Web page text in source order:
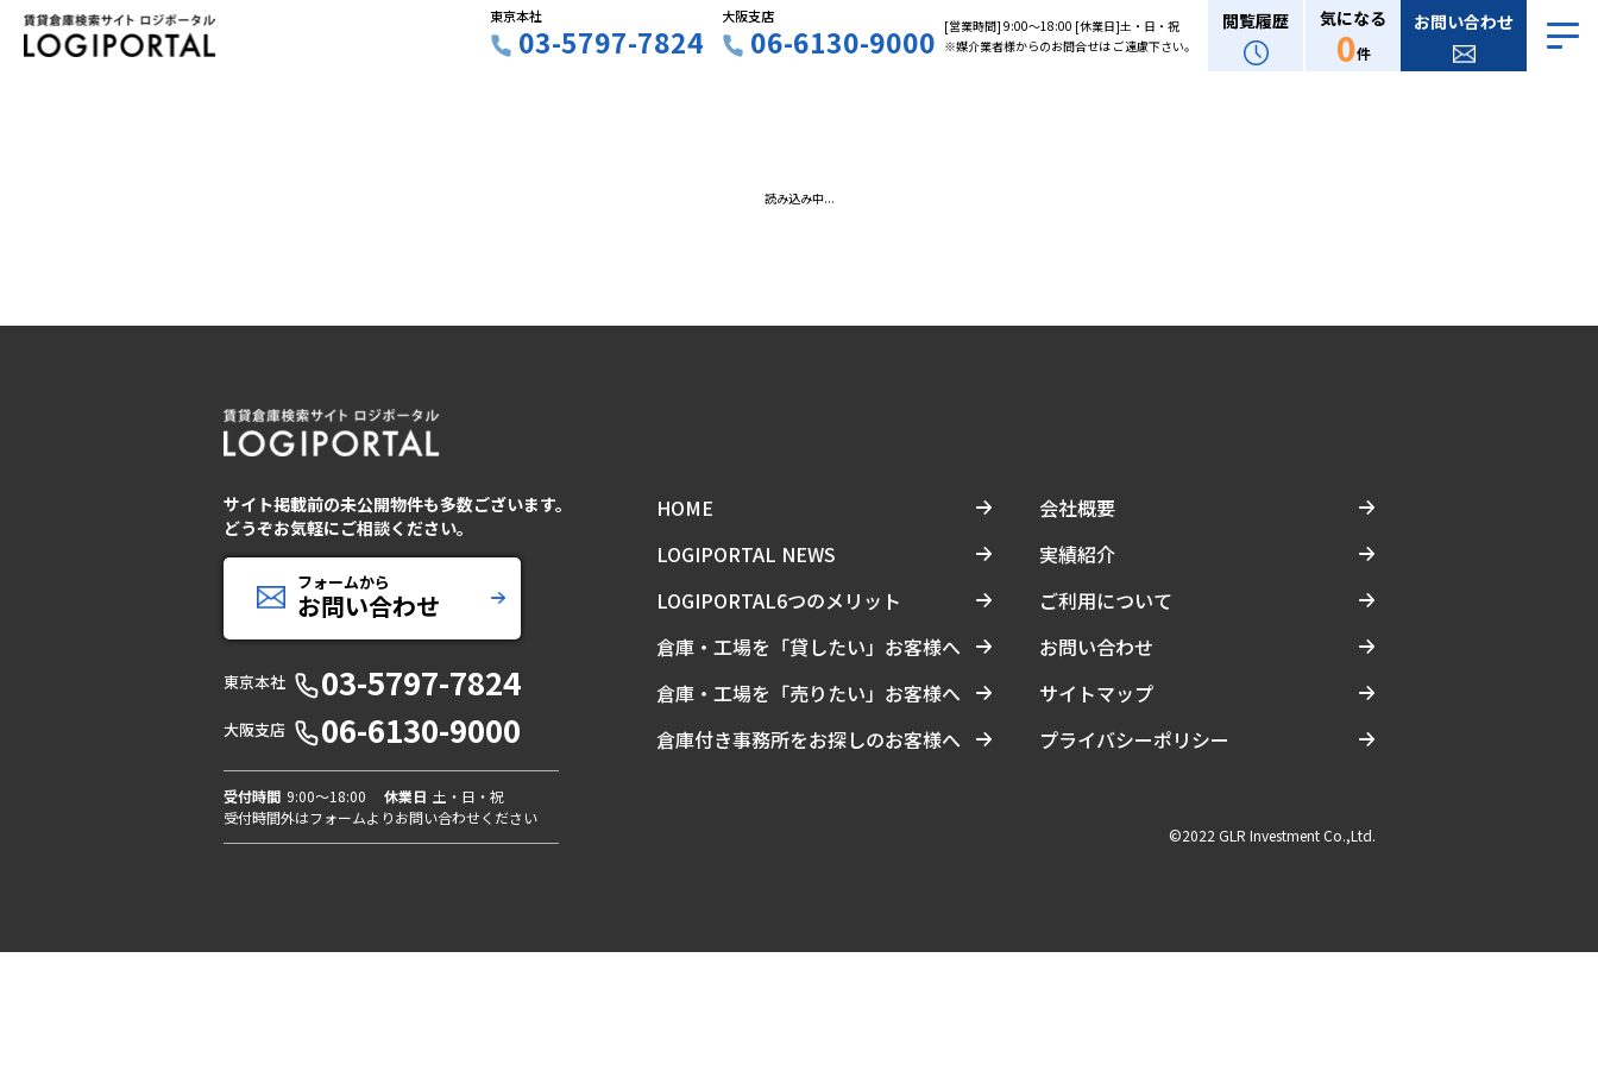
東京本社
03-5797-7824
大阪支店
06-6130-9000 [営業時間] 9:00〜18:00 [休業日]土・日・祝
※媒介業者様からのお問合せは ご遠慮下さい。
閲覧履歴 気になる
0件
お問い合わせ
読み込み中...
サイト掲載前の未公開物件も多数ございます。
どうぞお気軽にご相談ください。
フォームから
お問い合わせ
東京本社 03-5797-7824
大阪支店 06-6130-9000
受付時間 9:00〜18:00 休業日 土・日・祝
受付時間外はフォームよりお問い合わせください
HOME
LOGIPORTAL NEWS
LOGIPORTAL6つのメリット
倉庫・工場を「貸したい」お客様へ
倉庫・工場を「売りたい」お客様へ
倉庫付き事務所をお探しのお客様へ
会社概要
実績紹介
ご利用について
お問い合わせ
サイトマップ
プライバシーポリシー
©2022 GLR Investment Co.,Ltd.